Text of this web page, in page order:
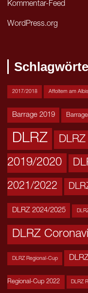
Kommentar-Feed
WordPress.org
2017/2018 Affoltern am
Barrage 2019
DLRZ
2019/2020
2021/2022
DLRZ 2024/2025
DLRZ
DLRZ Regional-Cup
Regional-Cup 2022 DLRZ